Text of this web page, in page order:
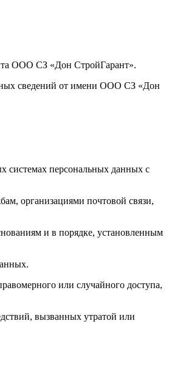
ООО СЗ «Дон СтройГарант».
сведений от имени ООО СЗ «Дон
системах персональных данных с
организациями почтовой связи,
и в порядке, установленным
или случайного доступа,
вызванных утратой или